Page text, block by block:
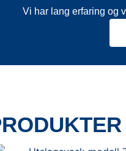
Vi har lang erfaring og